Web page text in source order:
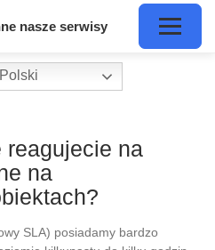
reagujecie na
na
SLA) posiadamy bardzo
nasze serwisy